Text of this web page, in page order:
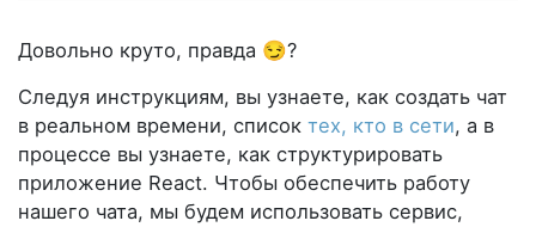
Довольно круто, правда 😏?
Следуя инструкциям, вы узнаете, как создать чат
в реальном времени, список тех, кто в сети, а в
процессе вы узнаете, как структурировать
приложение React. Чтобы обеспечить работу
нашего чата, мы будем использовать сервис,